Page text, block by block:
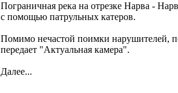
Пограничная река на отрезке Нарва -
с помощью патрульных катеров.
Помимо нечастой поимки нарушителей,
передает "Актуальная камера".
Далее...